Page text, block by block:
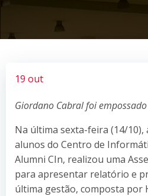
19 out
Giordano Cabral foi
Na última sexta-feira (14/10),
alunos do Centro de
Alumni CIn, realizou uma
para apresentar relatório e
última gestão, composta por